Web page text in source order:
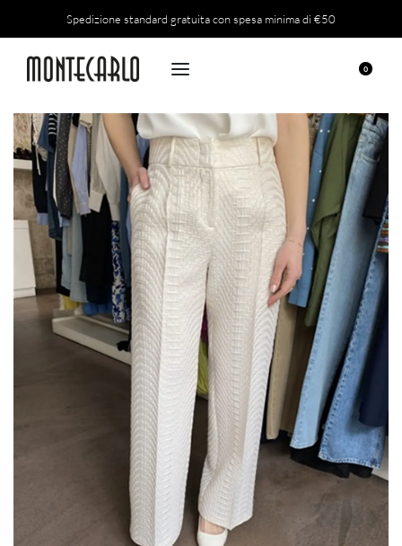
Spedizione standard gratuita con spesa minima di €50
0